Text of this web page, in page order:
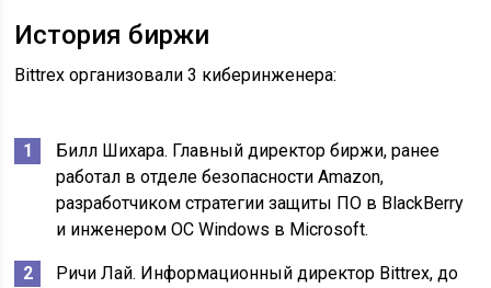
История биржи
Bittrex организовали 3 киберинженера:
Билл Шихара. Главный директор биржи, ранее
работал в отделе безопасности Amazon,
разработчиком стратегии защиты ПО в BlackBerry
и инженером ОС Windows в Microsoft.
Ричи Лай. Информационный директор Bittrex, до